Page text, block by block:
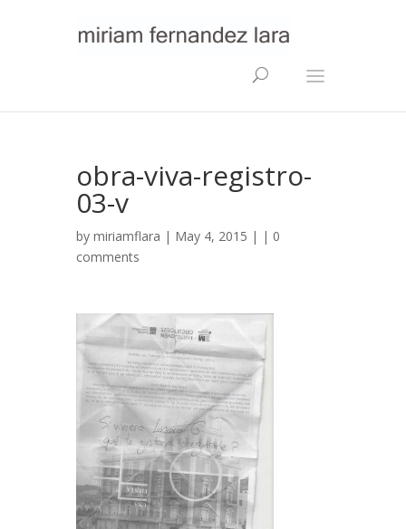
obra-viva-registro-
03-v
by miriamflara | May 4, 2015 | | 0
comments